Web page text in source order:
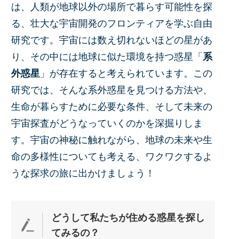
は、人類が地球以外の場所で暮らす可能性を探
る、壮大な宇宙開発のフロンティアを学ぶ自由
研究です。宇宙には数え切れないほどの星があ
り、その中には地球に似た環境を持つ惑星「系
外惑星 」が存在すると考えられています。この
研究では、そんな系外惑星を見つける方法や、
生命が暮らすために必要な条件、そして未来の
宇宙探査がどうなっていくのかを深掘りしま
す。宇宙の神秘に触れながら、地球の未来や生
命の多様性についても考える、ワクワクするよ
うな探求の旅に出かけましょう！
どうして私たちが住める惑星を探し
てみるの？